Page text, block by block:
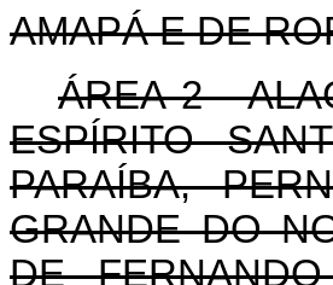
AMAPÁ E DE
ÁREA 2 -
ESPÍRITO
PARAÍBA,
GRANDE DO
DE